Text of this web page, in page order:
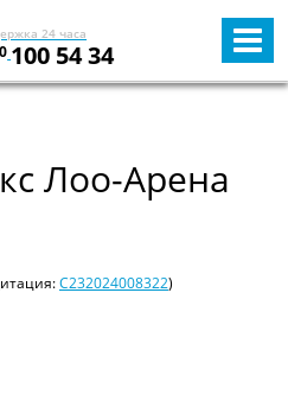
24 часа
100 54 34
Лоо-Арена
С232024008322)